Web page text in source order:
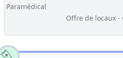
Paramédical
Offre de locaux -